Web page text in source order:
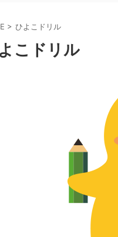
> ひよこドリル
こドリル